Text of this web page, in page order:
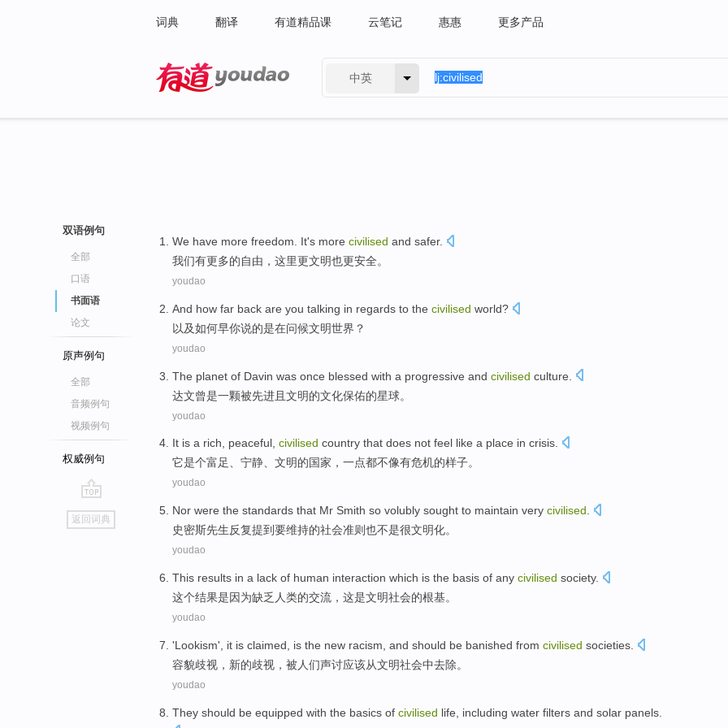
词典 翻译 有道精品课 云笔记 惠惠 更多产品
中英
双语例句
全部
口语
书面语
论文
原声例句
全部
音频例句
视频例句
权威例句
go
top
返回词典
We have more freedom It's more civilised and safer.
我们有更多的自由 ， 这里更文明也更安全。
youdao
And how far back are you talking in regards to the civilised world?
以及如何早你说的是在问候文明世界 ？
youdao
The planet of Davin was once blessed with a progressive and civilised culture
达文曾是一颗被先进且文明的文化保佑的星球。
youdao
It is a rich, peaceful, civilised country that does not feel like a place in crisis.
它是个富足、 宁静、 文明的国家 ， 一点都不像有危机的样子。
youdao
Nor were the standards that Mr Smith so volubly sought to maintain very civilised
史密斯先生反复提到要维持的社会准则也不是很文明化。
youdao
This results in a lack of human interaction which is the basis of any civilised society.
这个结果是因为缺乏 人类的交流 ， 这是文明社会的根基。
youdao
'Lookism' , it is claimed , is the new racism, and should be banished from civilised societies
容貌歧视， 新的歧视， 被 人们声讨应该从文明社会中去除。
youdao
They should be equipped with the basics of civilised life including water filters and solar panels